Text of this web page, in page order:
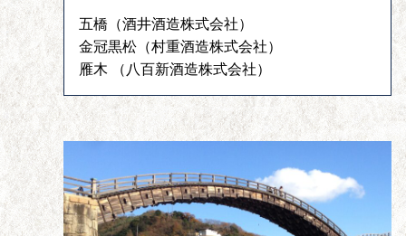
五橋（酒井酒造株式会社）
金冠黒松（村重酒造株式会社）
雁木 （八百新酒造株式会社）